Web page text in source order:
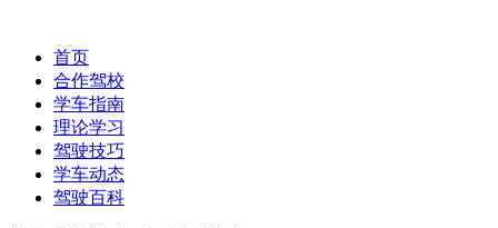
首页
合作驾校
学车指南
理论学习
驾驶技巧
学车动态
驾驶百科